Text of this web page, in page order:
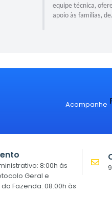
equipe técnica,
apoio às famílias,
Acompanhe
8:00h às
Geral e
Fazenda: 08:00h às